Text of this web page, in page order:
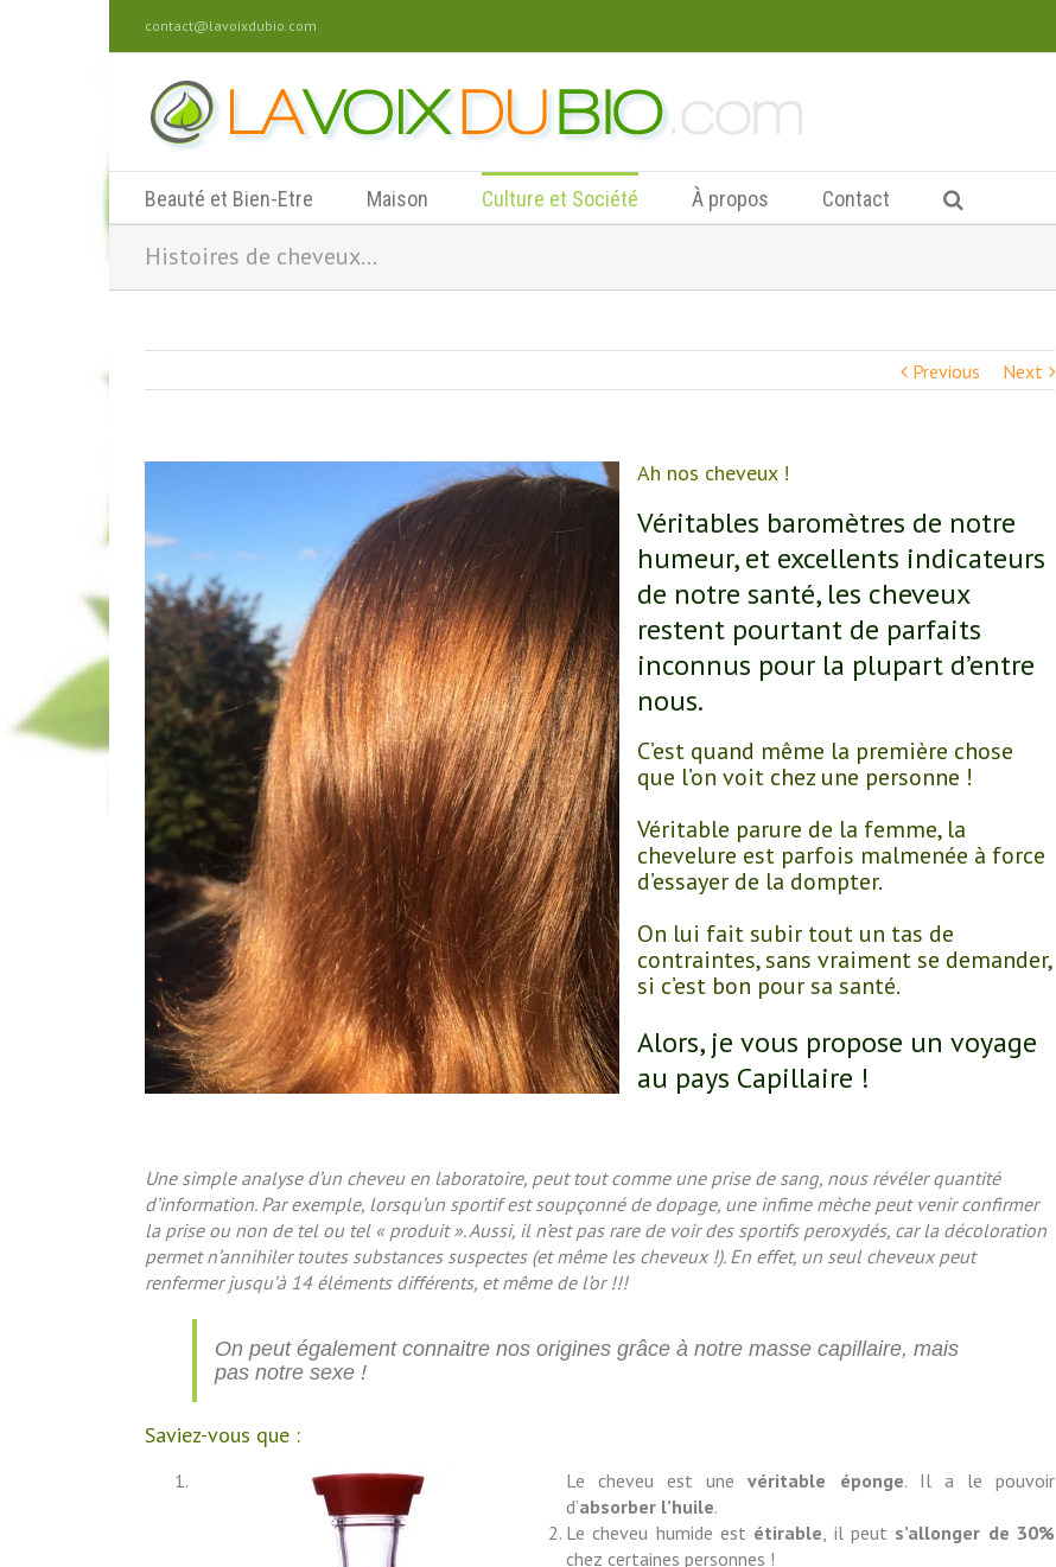
contact@lavoixdubio.com
Beauté et Bien-Etre Maison Culture et Société À propos Contact
Histoires de cheveux…
Previous Next
Ah nos cheveux !
Véritables baromètres de notre
humeur, et excellents indicateurs
de notre santé, les cheveux
restent pourtant de parfaits
inconnus pour la plupart d’entre
nous.
C’est quand même la première chose
que l’on voit chez une personne !
Véritable parure de la femme, la
chevelure est parfois malmenée à force
d’essayer de la dompter.
On lui fait subir tout un tas de
contraintes, sans vraiment se demander,
si c’est bon pour sa santé.
Alors, je vous propose un voyage
au pays Capillaire !
Une simple analyse d’un cheveu en laboratoire, peut tout comme une prise de sang, nous révéler quantité
d’information. Par exemple, lorsqu’un sportif est soupçonné de dopage, une infime mèche peut venir confirmer
la prise ou non de tel ou tel « produit ». Aussi, il n’est pas rare de voir des sportifs peroxydés, car la décoloration
permet n’annihiler toutes substances suspectes (et même les cheveux !). En effet, un seul cheveux peut
renfermer jusqu’à 14 éléments différents, et même de l’or !!!
On peut également connaitre nos origines grâce à notre masse capillaire, mais
pas notre sexe !
Saviez-vous que :
Le cheveu est unevéritable éponge. Il a le pouvoir
d’absorber l’huile.
Le cheveu humide est étirable, il peut s’allonger de 30%
chez certaines personnes !